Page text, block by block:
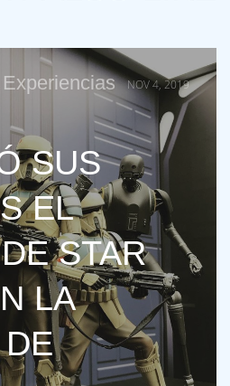
Experiencias NOV 4, 2019
SUS
EL
STAR
LA